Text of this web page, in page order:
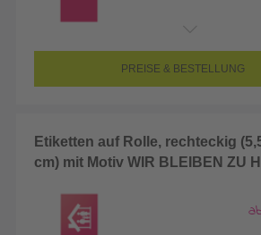
PREISE & BESTELLUNG
Etiketten auf Rolle, rechteckig
cm) mit Motiv WIR BLEIBEN ZU